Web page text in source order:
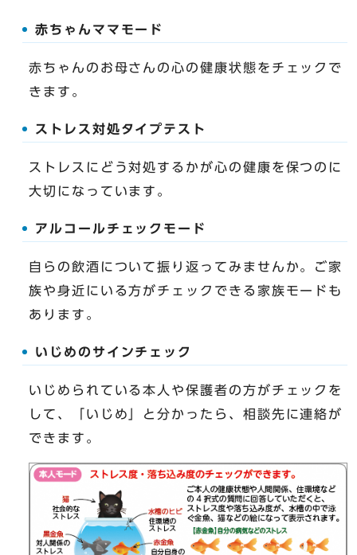
赤ちゃんママモード
赤ちゃんのお母さんの心の健康状態をチェックで
きます。
ストレス対処タイプテスト
ストレスにどう対処するかが心の健康を保つのに
大切になっています。
アルコールチェックモード
自らの飲酒について振り返ってみませんか。ご家
族や身近にいる方がチェックできる家族モードも
あります。
いじめのサインチェック
いじめられている本人や保護者の方がチェックを
して、「いじめ」と分かったら、相談先に連絡が
できます。